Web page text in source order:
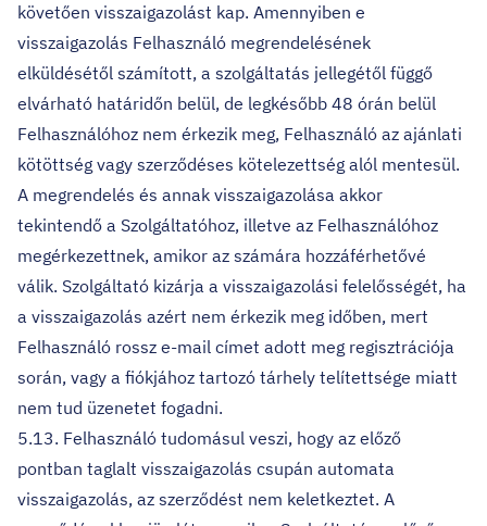
követően visszaigazolást kap. Amennyiben e
visszaigazolás Felhasználó megrendelésének
elküldésétől számított, a szolgáltatás jellegétől függő
elvárható határidőn belül, de legkésőbb 48 órán belül
Felhasználóhoz nem érkezik meg, Felhasználó az ajánlati
kötöttség vagy szerződéses kötelezettség alól mentesül.
A megrendelés és annak visszaigazolása akkor
tekintendő a Szolgáltatóhoz, illetve az Felhasználóhoz
megérkezettnek, amikor az számára hozzáférhetővé
válik. Szolgáltató kizárja a visszaigazolási felelősségét, ha
a visszaigazolás azért nem érkezik meg időben, mert
Felhasználó rossz e-mail címet adott meg regisztrációja
során, vagy a fiókjához tartozó tárhely telítettsége miatt
nem tud üzenetet fogadni.
5.13. Felhasználó tudomásul veszi, hogy az előző
pontban taglalt visszaigazolás csupán automata
visszaigazolás, az szerződést nem keletkeztet. A